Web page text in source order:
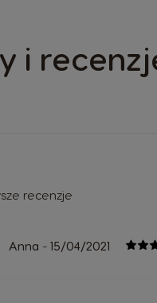
i
recenzje
Anna - 15/04/2021